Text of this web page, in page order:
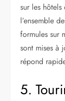
sur les
l’ensemble
formules sur
sont mises à
répond
5.